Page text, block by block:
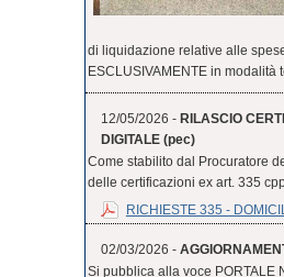
di liquidazione relative alle
ESCLUSIVAMENTE in modalità
12/05/2026 - RILASCIO
DIGITALE (pec)
Come stabilito dal Procuratore
delle certificazioni ex art. 335
RICHIESTE 335 -
02/03/2026 -
Si pubblica alla voce PORTALE